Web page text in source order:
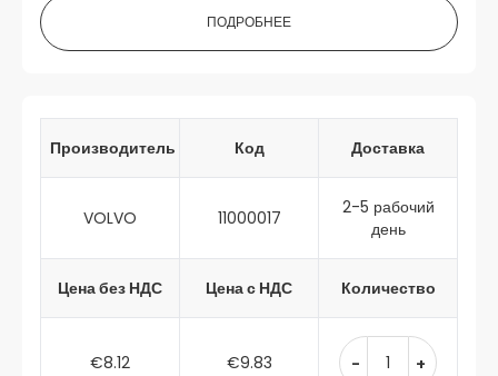
ПОДРОБНЕЕ
Производитель Код Доставка
VOLVO 11000017
2-5 рабочий
день
Цена без НДС Цена с НДС Количество
€8.12 €9.83 - +